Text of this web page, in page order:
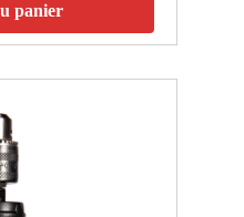
panier